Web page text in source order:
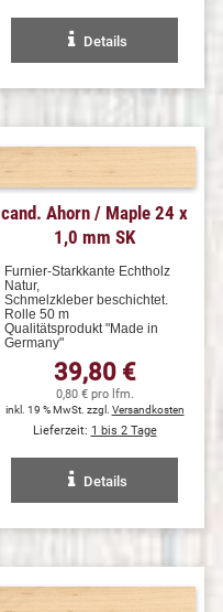
Details
cand. Ahorn / Maple 24 x
1,0 mm SK
Furnier-Starkkante Echtholz
Natur,
Schmelzkleber beschichtet.
Rolle 50 m
Qualitätsprodukt "Made in
Germany"
39,80 €
0,80 € pro lfm.
inkl. 19 % MwSt. zzgl. Versandkosten
Lieferzeit: 1 bis 2 Tage
Details